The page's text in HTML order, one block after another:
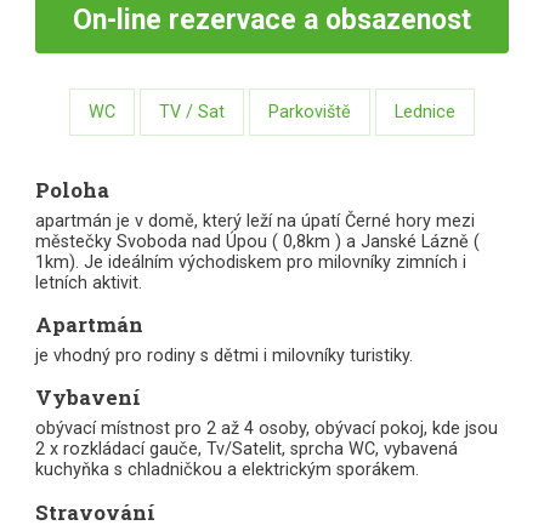
On-line rezervace a obsazenost
WC TV / Sat Parkoviště Lednice
Poloha
apartmán je v domě, který leží na úpatí Černé hory mezi
městečky Svoboda nad Úpou ( 0,8km ) a Janské Lázně (
1km). Je ideálním východiskem pro milovníky zimních i
letních aktivit.
Apartmán
je vhodný pro rodiny s dětmi i milovníky turistiky.
Vybavení
obývací místnost pro 2 až 4 osoby, obývací pokoj, kde jsou
2 x rozkládací gauče, Tv/Satelit, sprcha WC, vybavená
kuchyňka s chladničkou a elektrickým sporákem.
Stravování